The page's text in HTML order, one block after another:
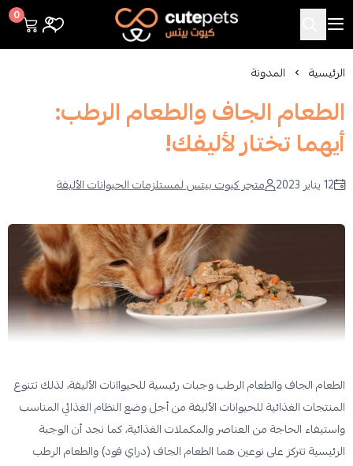
Cutepets
0
الرئيسية المدونة
الطعام الجاف والطعام الرطب:
أيهما تختار لأليفك!
12 يناير 2023 متجر كيوت بيتس لمستلزمات الحيوانات الأليفة
الطعام الجاف والطعام الرطب وجبات رئيسية للحيواانات الأليفة، لذلك تتنوع
المنتجات الغذائية للحيوانات الأليفة من أجل وضع النظام الغذائي المناسب
واستيفاء الحاجة من العناصر والمكملات الغذائية، كما نجد أن الوجبة
الرئيسية تتركز على نوعين هما الطعام الجاف (دراي فود) والطعام الرطب